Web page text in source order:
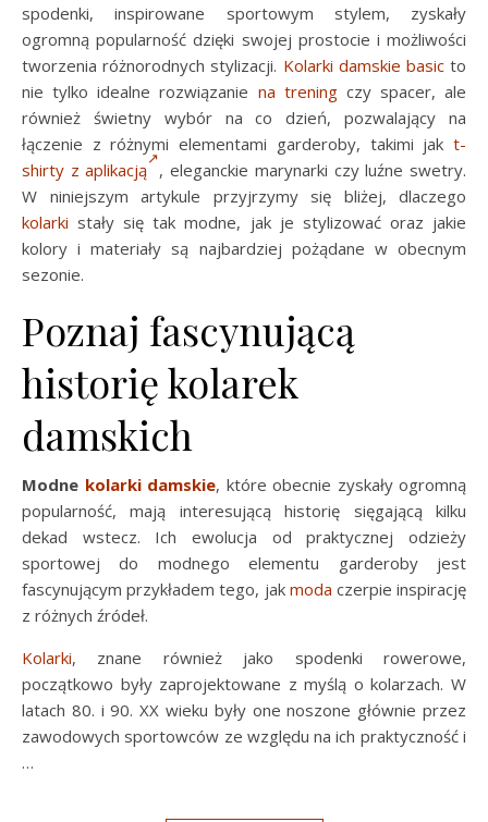
spodenki, inspirowane sportowym stylem, zyskały
ogromną popularność dzięki swojej prostocie i możliwości
tworzenia różnorodnych stylizacji. Kolarki damskie basicto
nie tylko idealne rozwiązanie na treningczy spacer, ale
również świetny wybór na co dzień, pozwalający na
łączenie z różnymi elementami garderoby, takimi jak t-
shirty z aplikacją , eleganckie marynarki czy luźne swetry.
W niniejszym artykule przyjrzymy się bliżej, dlaczego
kolarki stały się tak modne, jak je stylizować oraz jakie
kolory i materiały są najbardziej pożądane w obecnym
sezonie.
Poznaj fascynującą
historię kolarek
damskich
Modne kolarki damskie, które obecnie zyskały ogromną
popularność, mają interesującą historię sięgającą kilku
dekad wstecz. Ich ewolucja od praktycznej odzieży
sportowej do modnego elementu garderoby jest
fascynującym przykładem tego, jak moda czerpie inspirację
z różnych źródeł.
Kolarki, znane również jako spodenki rowerowe,
początkowo były zaprojektowane z myślą o kolarzach. W
latach 80. i 90. XX wieku były one noszone głównie przez
zawodowych sportowców ze względu na ich praktyczność i
…